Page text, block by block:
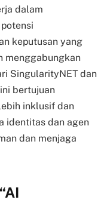
dalam
keputusan yang
menggabungkan
SingularityNET dan
bertujuan
inklusif dan
identitas dan agen
dan menjaga